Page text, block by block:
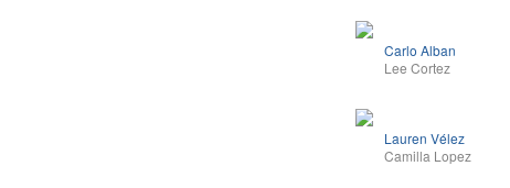
Carlo Alban
Lee Cortez
Lauren Vélez
Camilla Lopez